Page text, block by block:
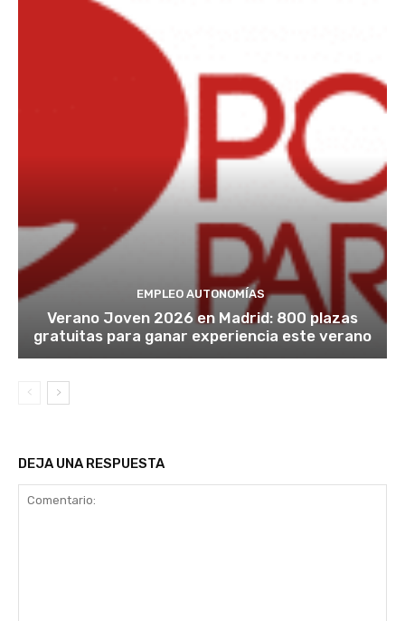
EMPLEO AUTONOMÍAS
Verano Joven 2026 en Madrid: 800 plazas
gratuitas para ganar experiencia este verano
DEJA UNA RESPUESTA